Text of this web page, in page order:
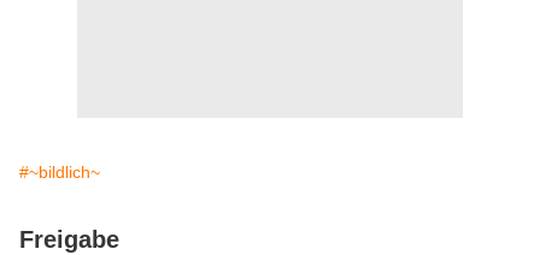
#~bildlich~
Freigabe